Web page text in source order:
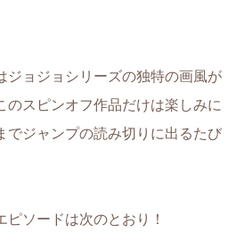
ジョジョシリーズの独特の画風が
のスピンオフ作品だけは楽しみに
でジャンプの読み切りに出るたび
ソードは次のとおり！